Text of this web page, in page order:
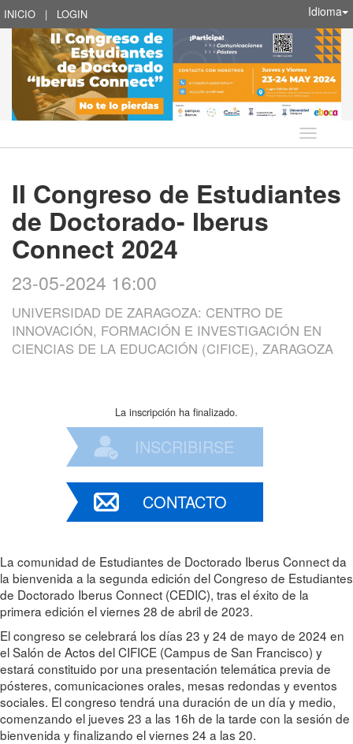
INICIO | LOGIN Idioma
Idioma
II Congreso de Estudiantes
de Doctorado- Iberus
Connect 2024
23-05-2024 16:00
UNIVERSIDAD DE ZARAGOZA: CENTRO DE
INNOVACIÓN, FORMACIÓN E INVESTIGACIÓN EN
CIENCIAS DE LA EDUCACIÓN (CIFICE), ZARAGOZA
La inscripción ha finalizado.
INSCRIBIRSE
CONTACTO
La comunidad de Estudiantes de Doctorado Iberus Connect da
la bienvenida a la segunda edición del Congreso de Estudiantes
de Doctorado Iberus Connect (CEDIC), tras el éxito de la
primera edición el viernes 28 de abril de 2023.
El congreso se celebrará los días 23 y 24 de mayo de 2024 en
el Salón de Actos del CIFICE (Campus de San Francisco) y
estará constituido por una presentación telemática previa de
pósteres, comunicaciones orales, mesas redondas y eventos
sociales. El congreso tendrá una duración de un día y medio,
comenzando el jueves 23 a las 16h de la tarde con la sesión de
bienvenida y finalizando el viernes 24 a las 20.